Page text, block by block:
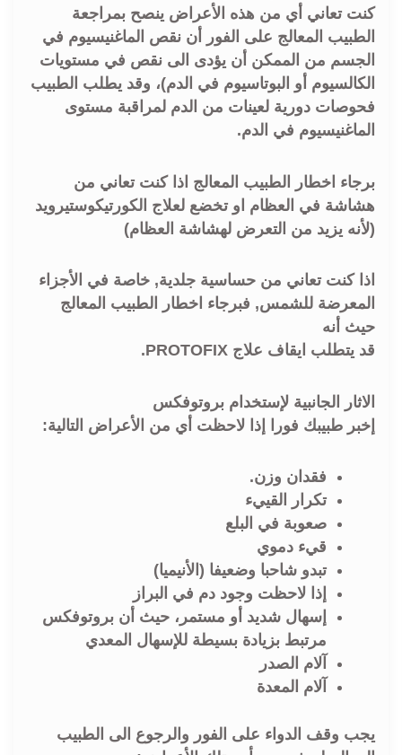
كنت تعاني أي من هذه الأعراض ينصح بمراجعة
الطبيب المعالج على الفور أن نقص الماغنيسيوم في
الجسم من الممكن أن يؤدی الى نقص في مستويات
الكالسيوم أو البوتاسيوم في الدم)، وقد يطلب الطبيب
فحوصات دورية لعينات من الدم لمراقبة مستوى
الماغنيسيوم في الدم.
برجاء اخطار الطبيب المعالج اذا كنت تعاني من
هشاشة في العظام او تخضع لعلاج الكورتيكوستيرويد
(لأنه يزيد من التعرض لهشاشة العظام)
اذا كنت تعاني من حساسية جلدية, خاصة في الأجزاء
المعرضة للشمس, فبرجاء اخطار الطبيب المعالج
حيث أنه
قد يتطلب ايقاف علاج PROTOFIX.
الاثار الجانبية لإستخدام بروتوفكس
إخبر طبيبك فورا إذا لاحظت أي من الأعراض التالية:
فقدان وزن.
تكرار القييء
صعوبة في البلع
قيء دموي
تبدو شاحبا وضعيفا (الأنيميا)
إذا لاحظت وجود دم في البراز
إسهال شديد أو مستمر، حيث أن بروتوفكس
مرتبط بزيادة بسيطة للإسهال المعدي
آلام الصدر
آلام المعدة
يجب وقف الدواء على الفور والرجوع الى الطبيب